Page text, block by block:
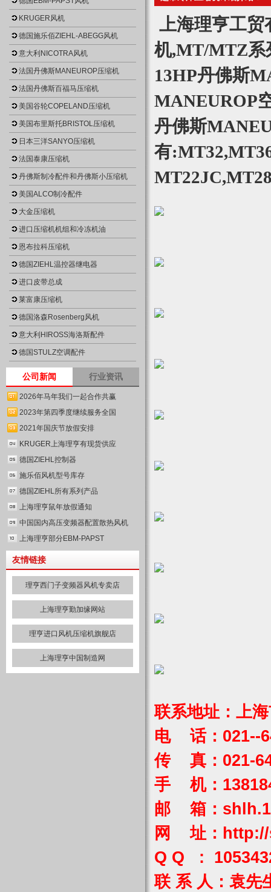
KRUGER风机
德国施乐佰ZIEHL-ABEGG风机
意大利NICOTRA风机
法国丹佛斯MANEUROP压缩机
法国丹佛斯百福马压缩机
美国谷轮COPELAND压缩机
美国布里斯托BRISTOL压缩机
日本三洋SANYO压缩机
法国泰康压缩机
丹佛斯制冷配件和丹佛斯小压缩机
美国ALCO制冷配件
大金压缩机
进口压缩机机组和冷冻机油
恩布拉科压缩机
德国ZIEHL温控器继电器
进口皮带总成
莱富康压缩机
德国洛森Rosenberg风机
意大利HIROSS海洛斯配件
德国STULZ空调配件
公司新闻 行业资讯
2026年马年我们一起合作共赢
2023年第四季度继续服务全国
2021年国庆节放假安排
KRUGER上海理亨有现货供应
德国ZIEHL控制器
施乐佰风机型号库存
德国ZIEHL所有系列产品
上海理亨鼠年放假通知
中国国内高压变频器配置散热风机
上海理亨部分EBM-PAPST
友情链接
理亨西门子变频器风机专卖店
上海理亨勤加缘网站
理亨进口风机压缩机旗舰店
上海理亨中国制造网
上海理亨工贸
机,MT/MTZ系
13HP丹佛斯
MANEUROP
丹佛斯
有
联系地址：上
电 话：021--
传 真：021-
手 机：
邮 箱：
网 址：
Q Q :
联 系 人：袁先